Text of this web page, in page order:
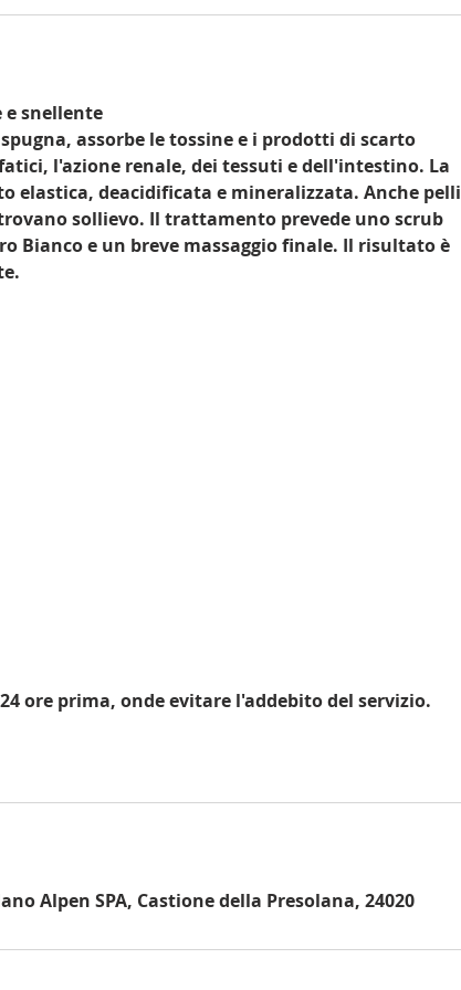
e snellente
assorbe le tossine e i prodotti di scarto
l'azione renale, dei tessuti e dell'intestino. La
elastica, deacidificata e mineralizzata. Anche pelli
sollievo. Il trattamento prevede uno scrub
Bianco e un breve massaggio finale. Il risultato è
ore prima, onde evitare l'addebito del servizio.
Alpen SPA, Castione della Presolana, 24020